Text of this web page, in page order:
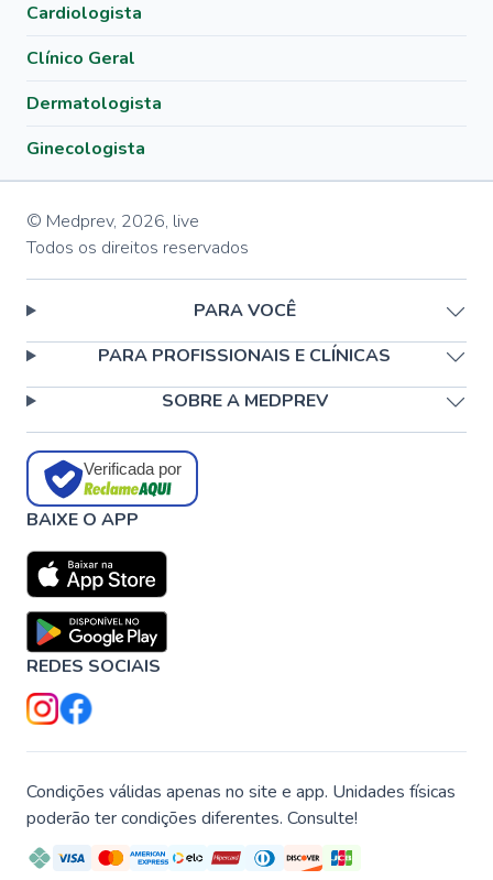
Cardiologista
Clínico Geral
Dermatologista
Ginecologista
© Medprev, 2026, live
Todos os direitos reservados
PARA VOCÊ
PARA PROFISSIONAIS E CLÍNICAS
SOBRE A MEDPREV
Verificada por
BAIXE O APP
REDES SOCIAIS
Condições válidas apenas no site e app. Unidades físicas
poderão ter condições diferentes. Consulte!